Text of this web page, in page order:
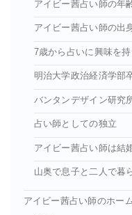
アイビー茜占い師の年
アイビー茜占い師の出
7歳から占いに興味を持
明治大学政治経済学部
バンタンデザイン研究
占い師としての独立
アイビー茜占い師は結
山奥で息子と二人で暮
アイビー茜占い師のホー